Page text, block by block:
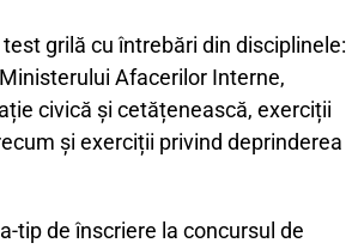
grilă cu întrebări din disciplinele:
Afacerilor Interne,
civică și cetățenească, exerciții
și exerciții privind deprinderea
tip de înscriere la concursul de